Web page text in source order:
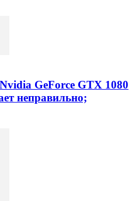
GeForce GTX 1080
неправильно;